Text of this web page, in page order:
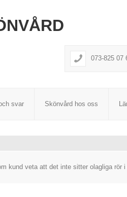
073-825 07
svar Skönvård hos oss
kund veta att det inte sitter olagliga rör